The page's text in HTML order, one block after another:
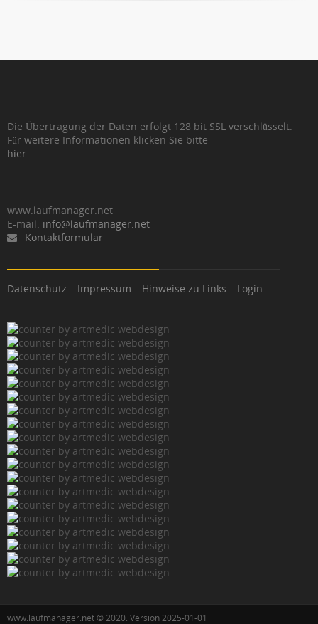
Die Übertragung der Daten erfolgt 128 bit SSL verschlüsselt.
Für weitere Informationen klicken Sie bitte
hier
www.laufmanager.net
E-mail: info@laufmanager.net
Kontaktformular
Datenschutz Impressum Hinweise zu Links Login
www.laufmanager.net © 2020. Version 2025-01-01